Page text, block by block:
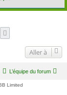
Aller à
L’équipe du forum
Limited